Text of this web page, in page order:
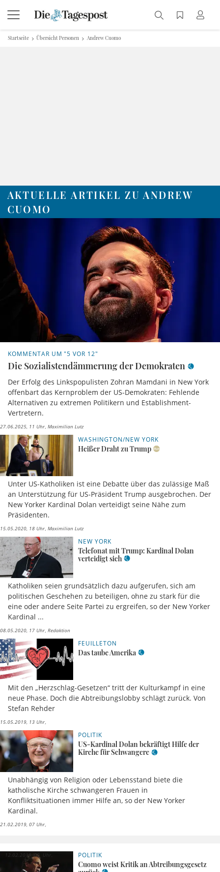
Startseite Übersicht Personen Andrew Cuomo
AKTUELLE ARTIKEL ZU ANDREW
CUOMO
KOMMENTAR UM "5 VOR 12"
Die Sozialistendämmerung der Demokraten
Der Erfolg des Linkspopulisten Zohran Mamdani in New York
offenbart das Kernproblem der US-Demokraten: Fehlende
Alternativen zu extremen Politikern und Establishment-
Vertretern.
27.06.2025, 11 Uhr Maximilian Lutz
WASHINGTON/NEW YORK
Heißer Draht zu Trump
Unter US-Katholiken ist eine Debatte über das zulässige Maß
an Unterstützung für US-Präsident Trump ausgebrochen. Der
New Yorker Kardinal Dolan verteidigt seine Nähe zum
Präsidenten.
15.05.2020, 18 Uhr Maximilian Lutz
NEW YORK
Telefonat mit Trump: Kardinal Dolan
verteidigt sich
Katholiken seien grundsätzlich dazu aufgerufen, sich am
politischen Geschehen zu beteiligen, ohne zu stark für die
eine oder andere Seite Partei zu ergreifen, so der New Yorker
Kardinal ...
08.05.2020, 17 Uhr Redaktion
FEUILLETON
Das taube Amerika
Mit den „Herzschlag-Gesetzen“ tritt der Kulturkampf in eine
neue Phase. Doch die Abtreibungslobby schlägt zurück. Von
Stefan Rehder
15.05.2019, 13 Uhr
POLITIK
US-Kardinal Dolan bekräftigt Hilfe der
Kirche für Schwangere
Unabhängig von Religion oder Lebensstand biete die
katholische Kirche schwangeren Frauen in
Konfliktsituationen immer Hilfe an, so der New Yorker
Kardinal.
21.02.2019, 07 Uhr
POLITIK
Cuomo weist Kritik an Abtreibungsgesetz
12.02.2019, 09 Uhr